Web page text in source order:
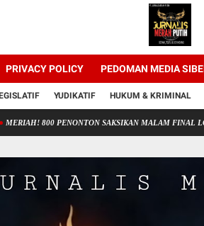
PRIVACY POLICY PEDOMAN MEDIA
YUDIKATIF HUKUM & KRIMINAL
SAKSIKAN MALAM FINAL LOMBA